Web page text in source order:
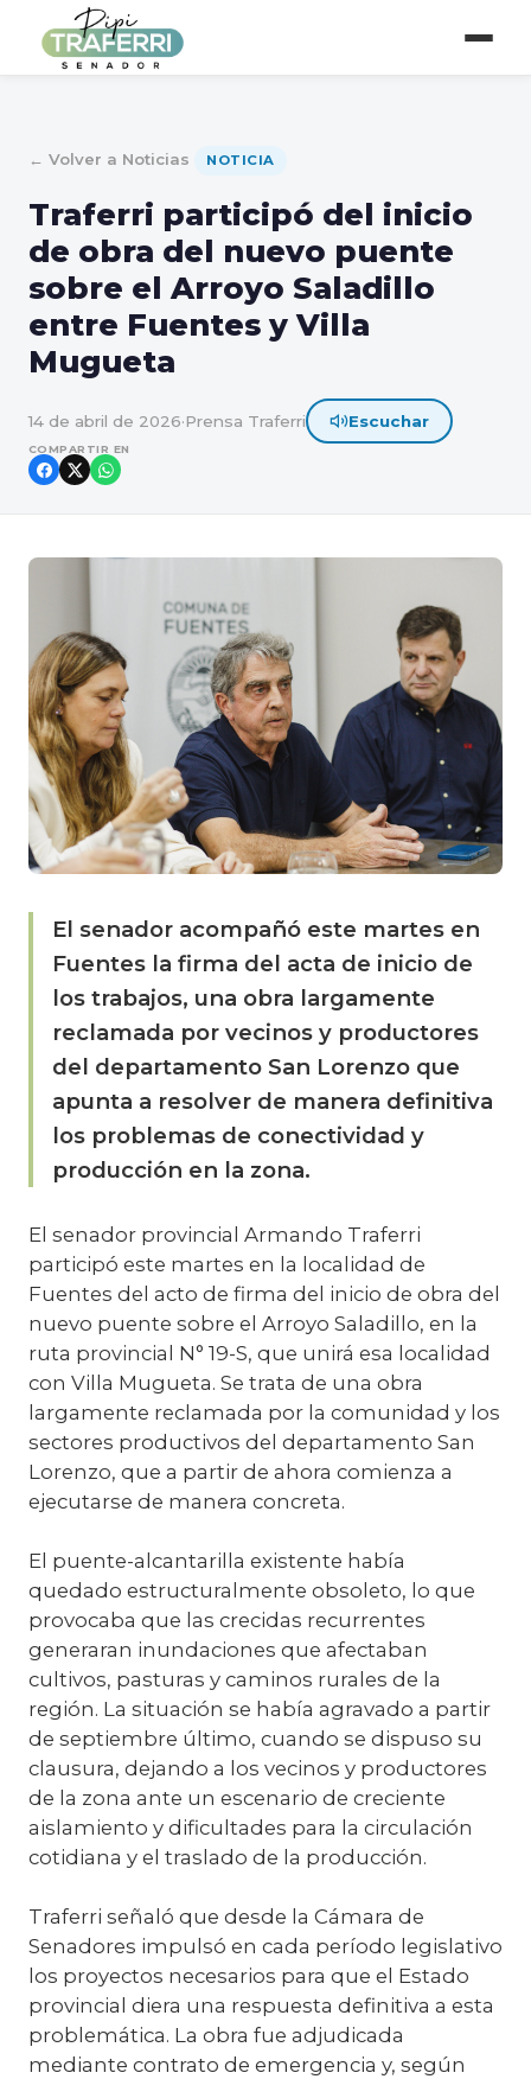
← Volver a Noticias NOTICIA
Traferri participó del inicio
de obra del nuevo puente
sobre el Arroyo Saladillo
entre Fuentes y Villa
Mugueta
14 de abril de 2026·Prensa Traferri Escuchar
COMPARTIR EN
El senador acompañó este martes en
Fuentes la firma del acta de inicio de
los trabajos, una obra largamente
reclamada por vecinos y productores
del departamento San Lorenzo que
apunta a resolver de manera definitiva
los problemas de conectividad y
producción en la zona.
El senador provincial Armando Traferri
participó este martes en la localidad de
Fuentes del acto de firma del inicio de obra del
nuevo puente sobre el Arroyo Saladillo, en la
ruta provincial N° 19-S, que unirá esa localidad
con Villa Mugueta. Se trata de una obra
largamente reclamada por la comunidad y los
sectores productivos del departamento San
Lorenzo, que a partir de ahora comienza a
ejecutarse de manera concreta.
El puente-alcantarilla existente había
quedado estructuralmente obsoleto, lo que
provocaba que las crecidas recurrentes
generaran inundaciones que afectaban
cultivos, pasturas y caminos rurales de la
región. La situación se había agravado a partir
de septiembre último, cuando se dispuso su
clausura, dejando a los vecinos y productores
de la zona ante un escenario de creciente
aislamiento y dificultades para la circulación
cotidiana y el traslado de la producción.
Traferri señaló que desde la Cámara de
Senadores impulsó en cada período legislativo
los proyectos necesarios para que el Estado
provincial diera una respuesta definitiva a esta
problemática. La obra fue adjudicada
mediante contrato de emergencia y, según